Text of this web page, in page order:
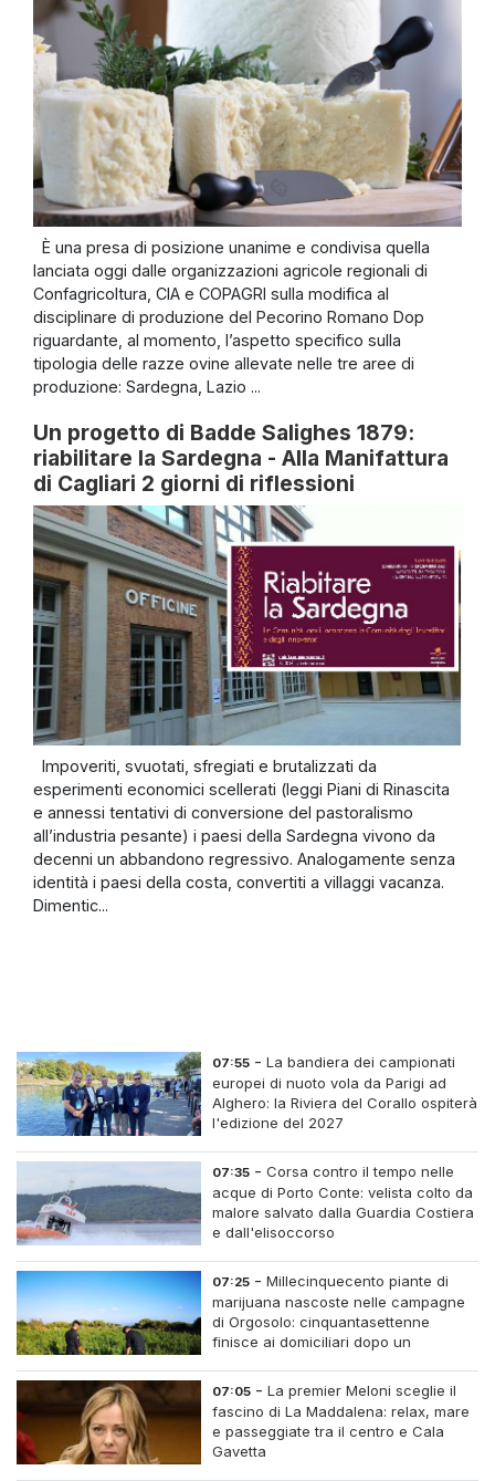
È una presa di posizione unanime e condivisa quella
lanciata oggi dalle organizzazioni agricole regionali di
Confagricoltura, CIA e COPAGRI sulla modifica al
disciplinare di produzione del Pecorino Romano Dop
riguardante, al momento, l’aspetto specifico sulla
tipologia delle razze ovine allevate nelle tre aree di
produzione: Sardegna, Lazio ...
Un progetto di Badde Salighes 1879:
riabilitare la Sardegna - Alla Manifattura
di Cagliari 2 giorni di riflessioni
Impoveriti, svuotati, sfregiati e brutalizzati da
esperimenti economici scellerati (leggi Piani di Rinascita
e annessi tentativi di conversione del pastoralismo
all’industria pesante) i paesi della Sardegna vivono da
decenni un abbandono regressivo. Analogamente senza
identità i paesi della costa, convertiti a villaggi vacanza.
Dimentic...
07:55 -La bandiera dei campionati
europei di nuoto vola da Parigi ad
Alghero: la Riviera del Corallo ospiterà
l'edizione del 2027
07:35 -Corsa contro il tempo nelle
acque di Porto Conte: velista colto da
malore salvato dalla Guardia Costiera
e dall'elisoccorso
07:25 -Millecinquecento piante di
marijuana nascoste nelle campagne
di Orgosolo: cinquantasettenne
finisce ai domiciliari dopo un
07:05 -La premier Meloni sceglie il
fascino di La Maddalena: relax, mare
e passeggiate tra il centro e Cala
Gavetta